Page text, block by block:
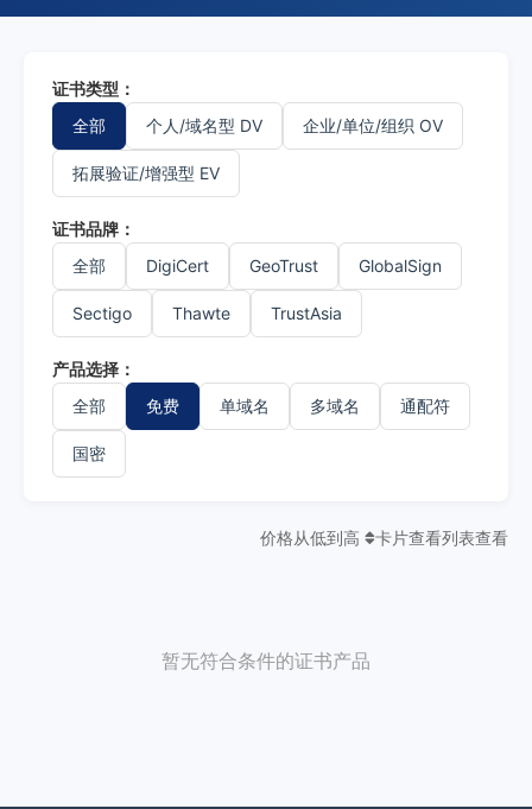
证书类型：
全部
个人/域名型 DV 企业/单位/组织 OV
拓展验证/增强型 EV
证书品牌：
全部
DigiCert GeoTrust GlobalSign
Sectigo Thawte TrustAsia
产品选择：
全部
免费 单域名 多域名 通配符
国密
价格从低到高 卡片查看列表查看
暂无符合条件的证书产品